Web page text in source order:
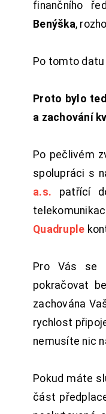
finančního
Benýška,
Po tomto datu
Proto bylo
a zachování
Po pečlivém
spolupráci s
a.s. patřící
Quadruple
Pro Vás se
pokračovat
zachována
rychlost
nemusíte nic
Pokud máte
část